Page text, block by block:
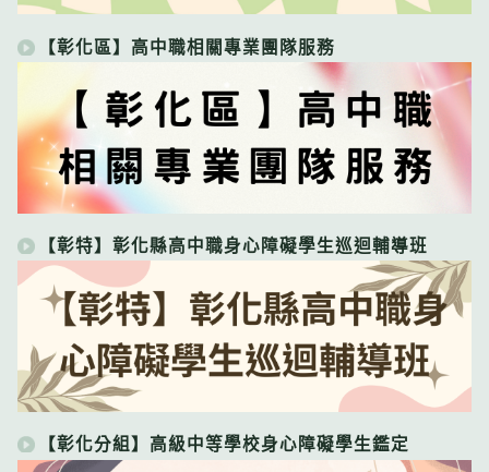
【彰化區】高中職相關專業團隊服務
【彰特】彰化縣高中職身心障礙學生巡迴輔導班
【彰化分組】高級中等學校身心障礙學生鑑定